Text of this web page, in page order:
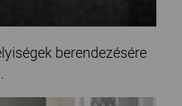
berendezésére